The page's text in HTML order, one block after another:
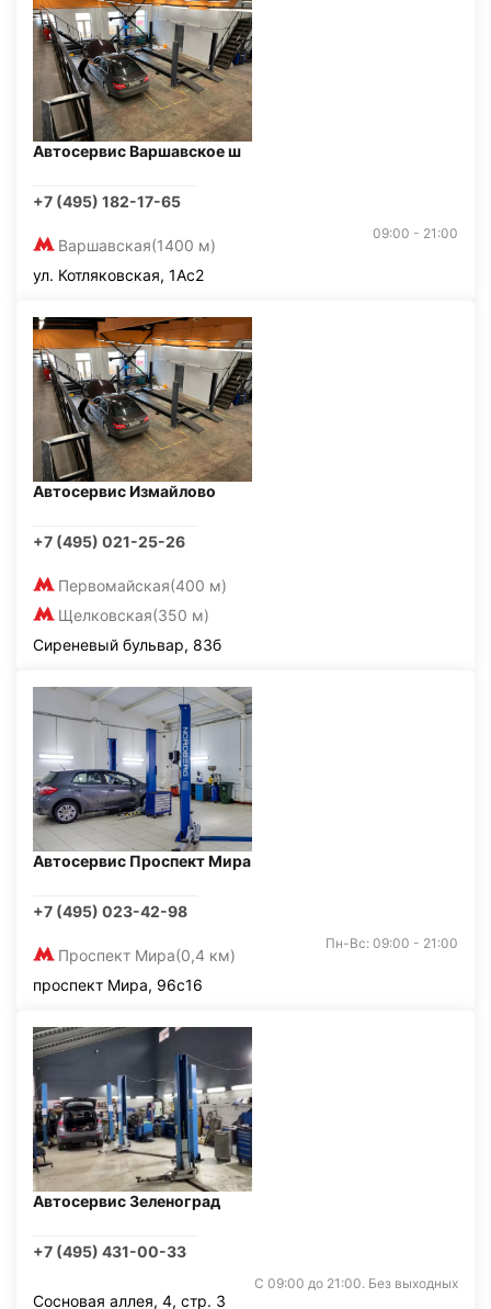
Автосервис Варшавское ш
+7 (495) 182-17-65
Варшавская(1400 м)
09:00 - 21:00
ул. Котляковская, 1Ас2
Автосервис Измайлово
+7 (495) 021-25-26
Первомайская(400 м)
Щелковская(350 м)
Сиреневый бульвар, 83б
Автосервис Проспект Мира
+7 (495) 023-42-98
Проспект Мира(0,4 км)
Пн-Вс: 09:00 - 21:00
проспект Мира, 96с16
Автосервис Зеленоград
+7 (495) 431-00-33
С 09:00 до 21:00. Без выходных
Сосновая аллея, 4, стр. 3